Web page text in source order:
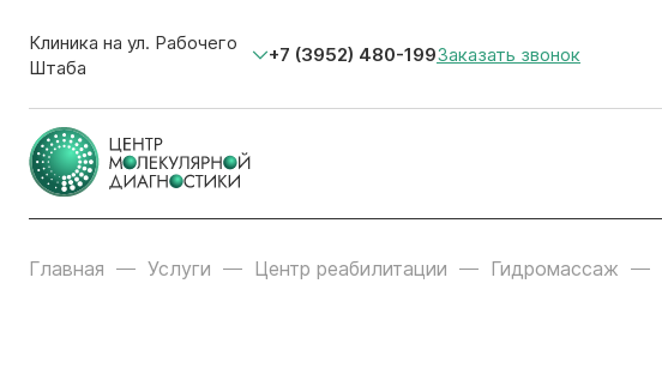
Клиника на ул. Рабочего
Штаба
+7 (3952) 480-199Заказать звонок
Главная Услуги Центр реабилитации Гидромассаж